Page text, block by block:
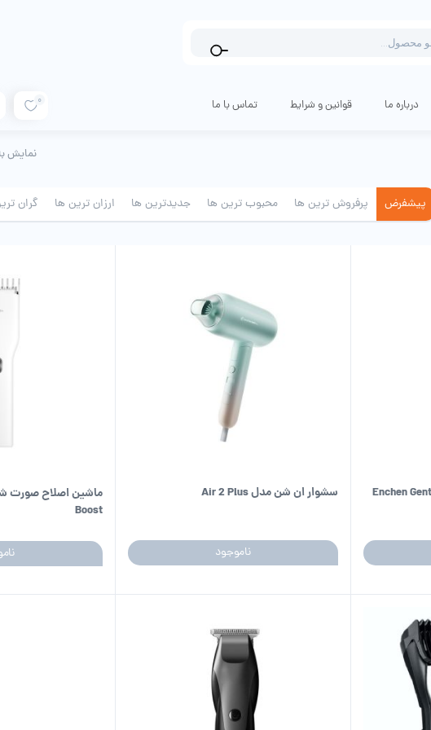
درباره ما قوانین و شرایط تماس با ما 0
نمایش
پیشفرض پرفروش ترین ها محبوب ترین ها جدیدترین ها ارزان ترین ها گران
سشوار ان شن مدل Air 2 Plus
ناموجود
Boost